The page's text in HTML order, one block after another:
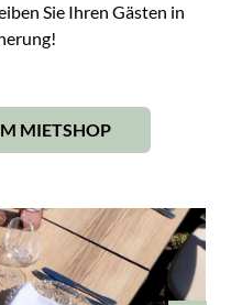
Sie Ihren Gästen in
MIETSHOP